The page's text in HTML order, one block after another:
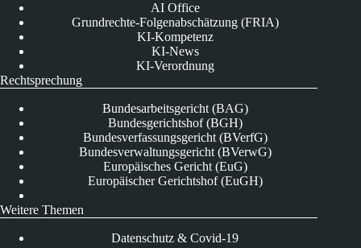
AI Office
Grundrechte-Folgenabschätzung (FRIA)
KI-Kompetenz
KI-News
KI-Verordnung
Rechtsprechung
Bundesarbeitsgericht (BAG)
Bundesgerichtshof (BGH)
Bundesverfassungsgericht (BVerfG)
Bundesverwaltungsgericht (BVerwG)
Europäisches Gericht (EuG)
Europäischer Gerichtshof (EuGH)
Weitere Themen
Datenschutz & Covid-19